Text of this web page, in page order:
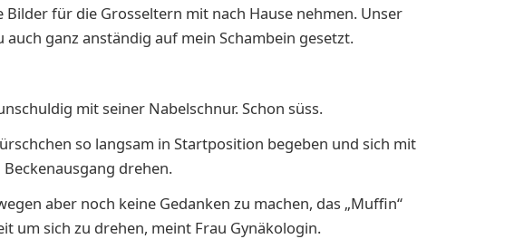
Bilder für die Grosseltern mit nach Hause nehmen. Unser
auch ganz anständig auf mein Schambein gesetzt.
mit seiner Nabelschnur. Schon süss.
so langsam in Startposition begeben und sich mit
drehen.
aber noch keine Gedanken zu machen, das „Muffin“
um sich zu drehen, meint Frau Gynäkologin.